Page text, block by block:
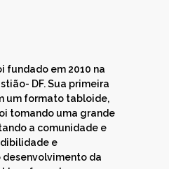
fundado em 2010 na
DF. Sua primeira
um formato tabloide,
tomando uma grande
a comunidade e
e
desenvolvimento da